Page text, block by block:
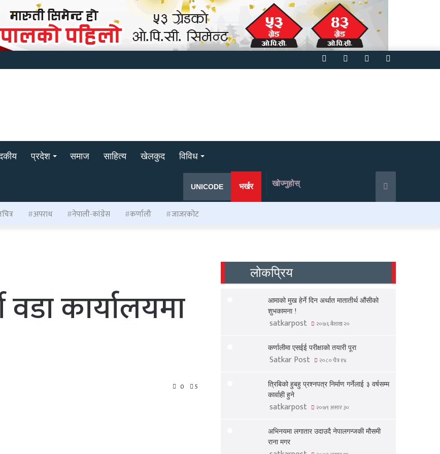
YouTube
Twitter
Facebook
प्रदेश समाज साहित्य खेलकुद विविध
भर्खर
UNICODE
अपराध नेपाली-कांग्रेस कर्णाली जाजरकोट
कार्यालयमा
0 5
लोकप्रिय
आमाको मुख हेर्ने दिन अर्थात मातातीर्थ औंसीको
शुभकामना !
satkarpost २०७६ बैशाख २०
कर्णालीमा एसईई परीक्षाको तयारी पूरा
Satkar Post २०८० चैत्र १४
त्रिबिको हुबहु प्रश्नपत्र निर्माण गर्नेलाई ३ वर्षसम्म
कार्वाही हुने
satkarpost २०७९ असार ३०
अभिनयमा लगातार उदाउदै नेपालगन्जकी मौसमी
राना मगर